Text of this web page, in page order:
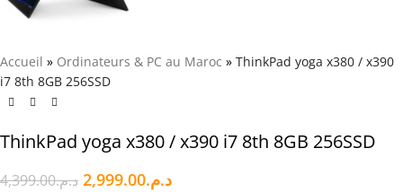
Accueil » Ordinateurs & PC au Maroc » ThinkPad yoga x380 / x390
i7 8th 8GB 256SSD
ThinkPad yoga x380 / x390 i7 8th 8GB 256SSD
د.م.4,399.00 د.م.2,999.00